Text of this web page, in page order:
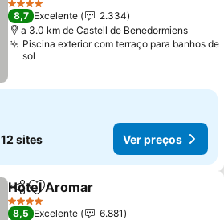
4 Estrelas
8,7 Excelente
2.334
a 3.0 km de Castell de Benedormiens
Piscina exterior com terraço para banhos de
sol
12 sites Ver preços
PartilharAdicionar aos favoritos
Hotel Aromar
4 Estrelas
8,5 Excelente
6.881